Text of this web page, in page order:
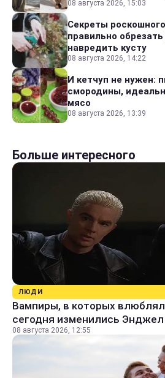
08 августа 2026, 15:03
Секреты
правильно
навредить кусту
08 августа 2026, 14:22
И кетчуп не нужен:
смородины,
мясо
08 августа 2026, 13:39
Больше интересного
ЛЮДИ
Вампиры, в которых
сегодня изменились
08 августа 2026, 12:55